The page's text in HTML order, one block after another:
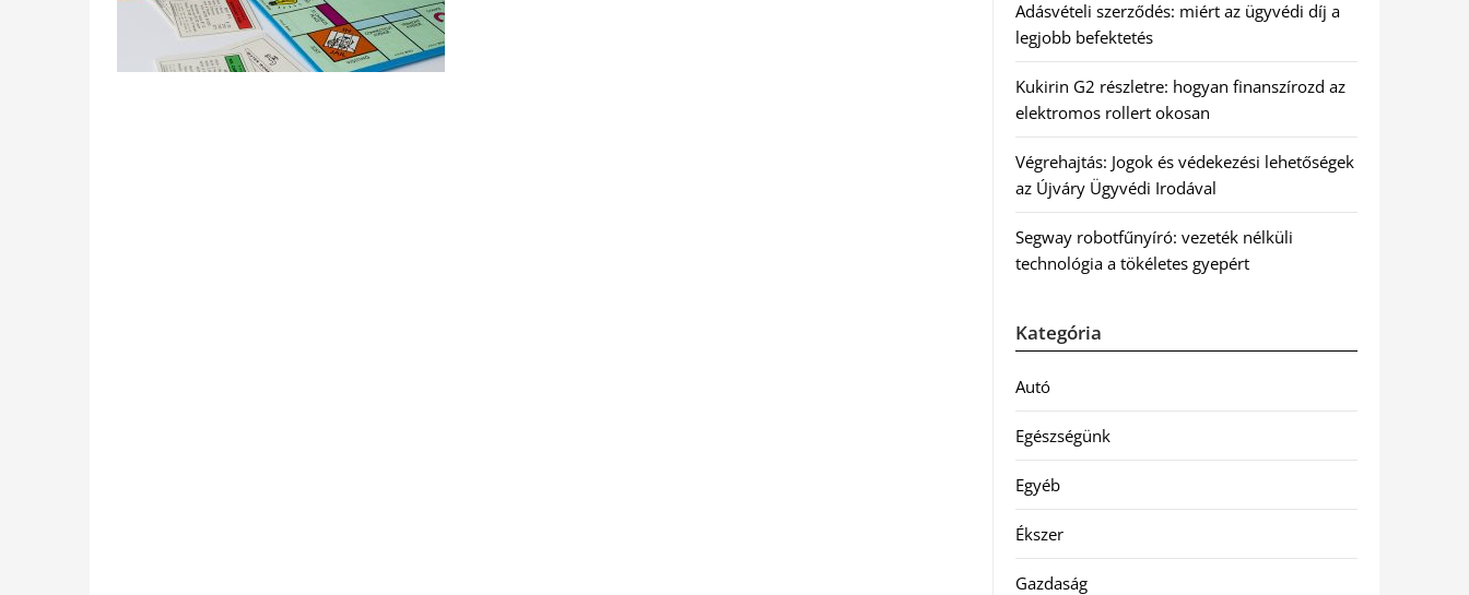
Adásvételi szerződés: miért az ügyvédi díj a
legjobb befektetés
Kukirin G2 részletre: hogyan finanszírozd az
elektromos rollert okosan
Végrehajtás: Jogok és védekezési lehetőségek
az Újváry Ügyvédi Irodával
Segway robotfűnyíró: vezeték nélküli
technológia a tökéletes gyepért
Kategória
Autó
Egészségünk
Egyéb
Ékszer
Gazdaság